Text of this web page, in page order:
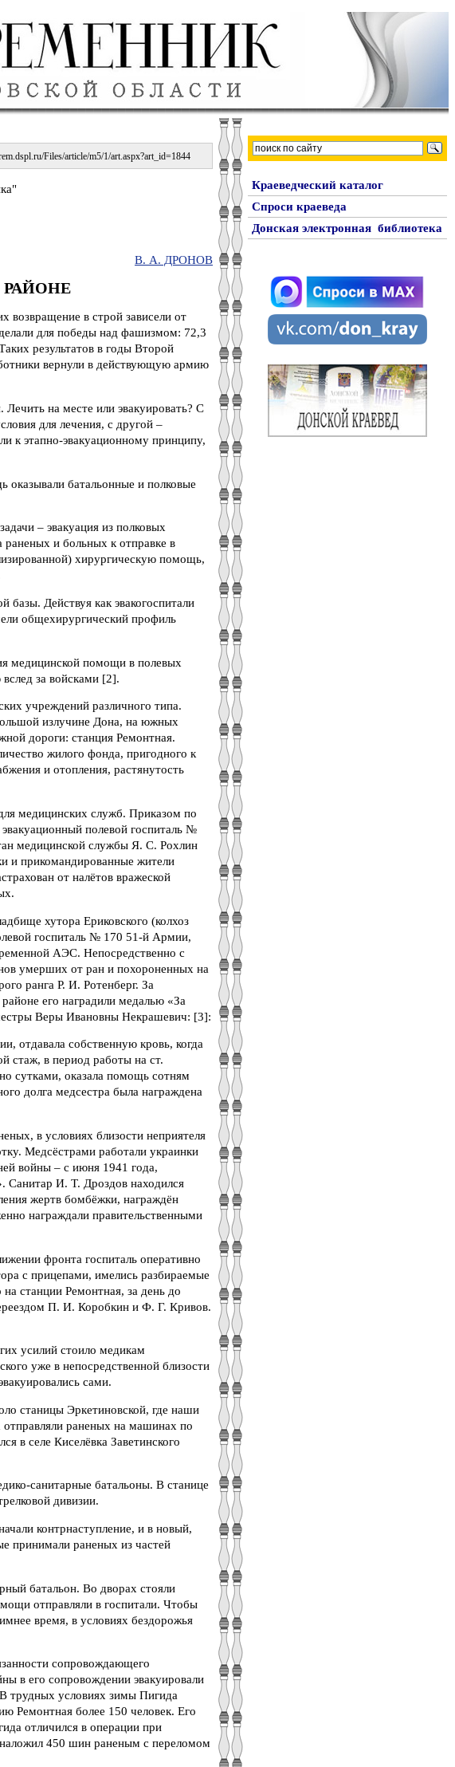
Files/article/m5/1/art.aspx?art_id=1844
В. А. ДРОНОВ
возвращение в строй зависели от
для победы над фашизмом: 72,3
результатов в годы Второй
вернули в действующую армию
Лечить на месте или эвакуировать? С
для лечения, с другой –
к этапно-эвакуационному принципу,
батальонные и полковые
– эвакуация из полковых
и больных к отправке в
хирургическую помощь,
базы. Действуя как эвакогоспитали
общехирургический профиль
медицинской помощи в полевых
за войсками [2].
учреждений различного типа.
излучине Дона, на южных
дороги: станция Ремонтная.
жилого фонда, пригодного к
и отопления, растянутость
медицинских служб. Приказом по
полевой госпиталь №
медицинской службы Я. С. Рохлин
и прикомандированные жители
от налётов вражеской
хутора Ериковского (колхоз
госпиталь № 170 51-й Армии,
АЭС. Непосредственно с
умерших от ран и похороненных на
ранга Р. И. Ротенберг. За
его наградили медалью «За
Веры Ивановны Некрашевич: [3]:
отдавала собственную кровь, когда
стаж, в период работы на ст.
сутками, оказала помощь сотням
долга медсестра была награждена
в условиях близости неприятеля
Медсёстрами работали украинки
войны – с июня 1941 года,
Санитар И. Т. Дроздов находился
жертв бомбёжки, награждён
награждали правительственными
фронта госпиталь оперативно
с прицепами, имелись разбираемые
станции Ремонтная, за день до
П. И. Коробкин и Ф. Г. Кривов.
усилий стоило медикам
уже в непосредственной близости
сами.
станицы Эркетиновской, где наши
раненых на машинах по
в селе Киселёвка Заветинского
санитарные батальоны. В станице
дивизии.
контрнаступление, и в новый,
принимали раненых из частей
батальон. Во дворах стояли
отправляли в госпитали. Чтобы
время, в условиях бездорожья
сопровождающего
в его сопровождении эвакуировали
трудных условиях зимы Пигида
Ремонтная более 150 человек. Его
отличился в операции при
450 шин раненым с переломом
Краеведческий каталог
Спроси краеведа
Донская электронная библиотека